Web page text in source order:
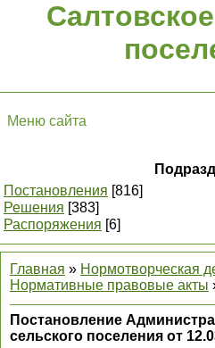
Меню сайта
Постановления [816]
Решения [383]
Распоряжения [6]
Главная » Нормотворческая
Нормативные правовые акты
Постановление
сельского поселения от